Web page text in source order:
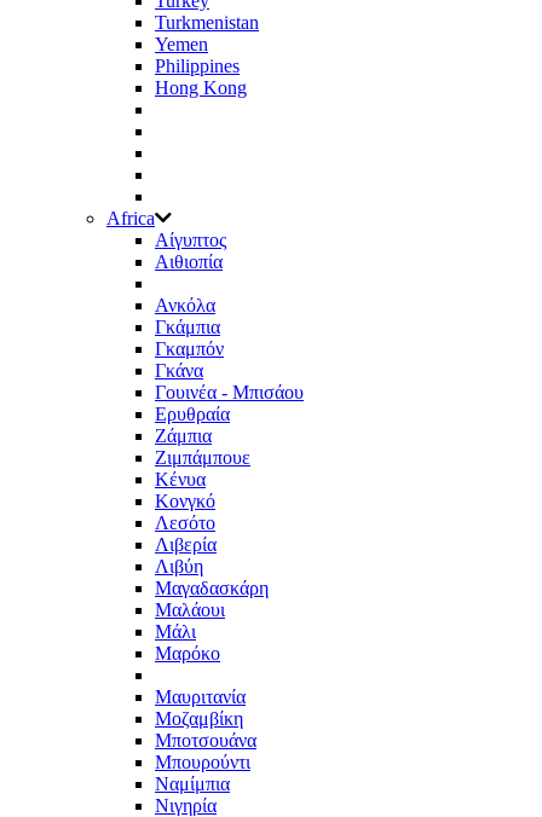
Turkmenistan
Yemen
Philippines
Hong Kong
Africa
Aίγυπτος
Αιθιοπία
Ανκόλα
Γκάμπια
Γκαμπόν
Γκάνα
Γουινέα - Μπισάου
Ερυθραία
Ζάμπια
Ζιμπάμπουε
Κένυα
Κονγκό
Λεσότο
Λιβερία
Λιβύη
Μαγαδασκάρη
Μαλάουι
Μάλι
Μαρόκο
Μαυριτανία
Μοζαμβίκη
Μποτσουάνα
Μπουρούντι
Ναμίμπια
Νιγηρία